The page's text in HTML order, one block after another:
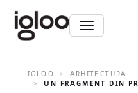
IGLOO
ARHITECTURA
UN FRAGMENT DIN